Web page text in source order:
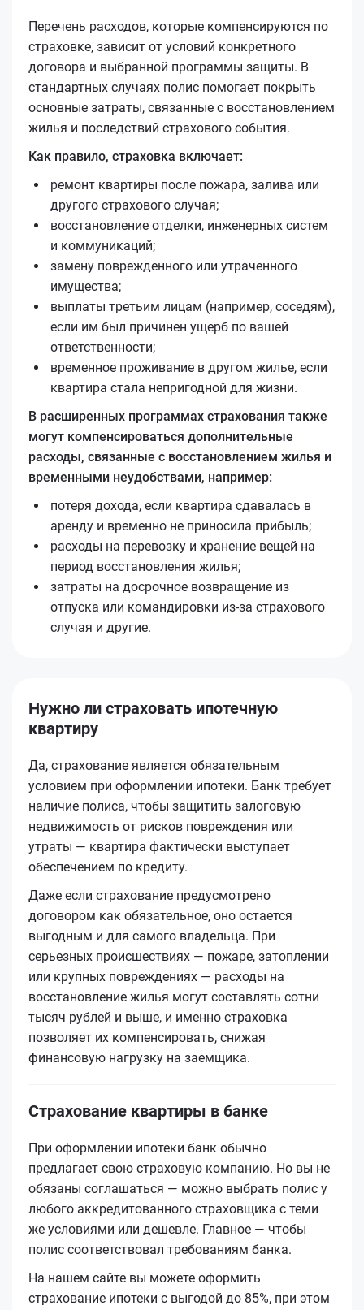
Перечень расходов, которые компенсируются по
страховке, зависит от условий конкретного
договора и выбранной программы защиты. В
стандартных случаях полис помогает покрыть
основные затраты, связанные с восстановлением
жилья и последствий страхового события.
Как правило, страховка включает:
ремонт квартиры после пожара, залива или
другого страхового случая;
восстановление отделки, инженерных систем
и коммуникаций;
замену поврежденного или утраченного
имущества;
выплаты третьим лицам (например, соседям),
если им был причинен ущерб по вашей
ответственности;
временное проживание в другом жилье, если
квартира стала непригодной для жизни.
В расширенных программах страхования также
могут компенсироваться дополнительные
расходы, связанные с восстановлением жилья и
временными неудобствами, например:
потеря дохода, если квартира сдавалась в
аренду и временно не приносила прибыль;
расходы на перевозку и хранение вещей на
период восстановления жилья;
затраты на досрочное возвращение из
отпуска или командировки из-за страхового
случая и другие.
Нужно ли страховать ипотечную
квартиру
Да, страхование является обязательным
условием при оформлении ипотеки. Банк требует
наличие полиса, чтобы защитить залоговую
недвижимость от рисков повреждения или
утраты — квартира фактически выступает
обеспечением по кредиту.
Даже если страхование предусмотрено
договором как обязательное, оно остается
выгодным и для самого владельца. При
серьезных происшествиях — пожаре, затоплении
или крупных повреждениях — расходы на
восстановление жилья могут составлять сотни
тысяч рублей и выше, и именно страховка
позволяет их компенсировать, снижая
финансовую нагрузку на заемщика.
Страхование квартиры в банке
При оформлении ипотеки банк обычно
предлагает свою страховую компанию. Но вы не
обязаны соглашаться — можно выбрать полис у
любого аккредитованного страховщика с теми
же условиями или дешевле. Главное — чтобы
полис соответствовал требованиям банка.
На нашем сайте вы можете оформить
страхование ипотеки с выгодой до 85%, при этом